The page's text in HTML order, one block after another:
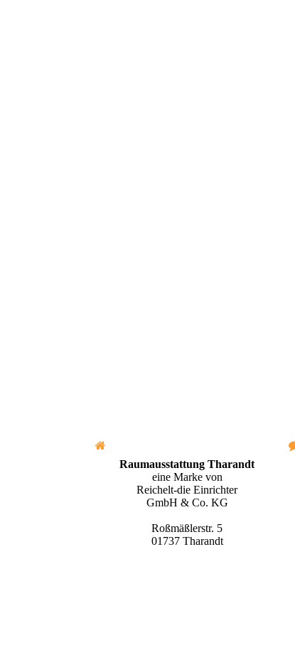
Raumausstattung Tharandt
eine Marke von
Reichelt-die Einrichter
GmbH & Co. KG
Roßmäßlerstr. 5
01737 Tharandt